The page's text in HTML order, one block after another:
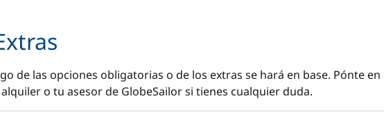
de las opciones obligatorias o de los extras se hará en base. Pónte en
o tu asesor de GlobeSailor si tienes cualquier duda.